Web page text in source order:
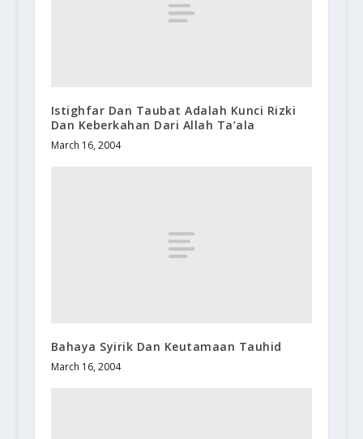
Istighfar Dan Taubat Adalah Kunci Rizki
Dan Keberkahan Dari Allah Ta’ala
March 16, 2004
Bahaya Syirik Dan Keutamaan Tauhid
March 16, 2004